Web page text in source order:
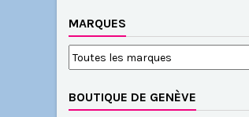
MARQUES
BOUTIQUE DE GENÈVE